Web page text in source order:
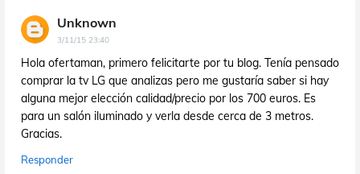
Unknown
3/11/15 23:40
Hola ofertaman, primero felicitarte por tu blog. Tenía pensado
comprar la tv LG que analizas pero me gustaría saber si hay
alguna mejor elección calidad/precio por los 700 euros. Es
para un salón iluminado y verla desde cerca de 3 metros.
Gracias.
Responder